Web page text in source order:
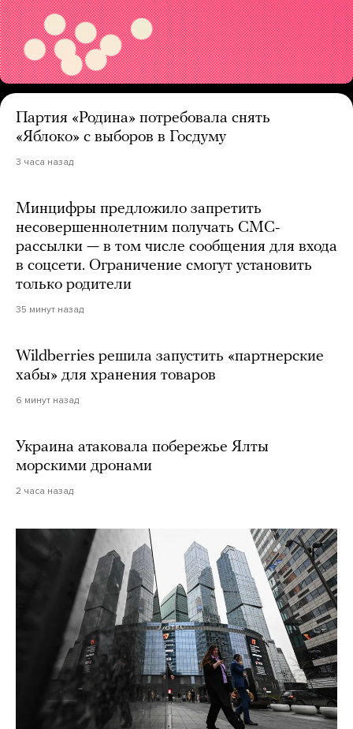
Партия «Родина» потребовала снять
«Яблоко» с выборов в Госдуму
3 часа назад
Минцифры предложило запретить
несовершеннолетним получать СМС-
рассылки — в том числе сообщения для входа
в соцсети. Ограничение смогут установить
только родители
35 минут назад
Wildberries решила запустить «партнерские
хабы» для хранения товаров
6 минут назад
Украина атаковала побережье Ялты
морскими дронами
2 часа назад